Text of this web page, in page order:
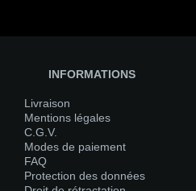
INFORMATIONS
Livraison
Mentions légales
C.G.V.
Modes de paiement
FAQ
Protection des données